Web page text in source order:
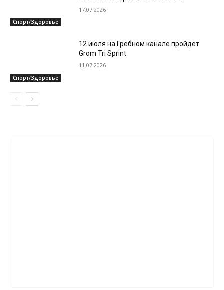
Спорт/Здоровье
17.07.2026
Спорт/Здоровье
12 июля на Гребном канале пройдет
Grom Tri Sprint
11.07.2026